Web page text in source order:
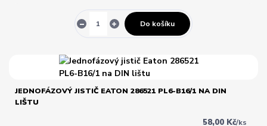
Do košíku
JEDNOFÁZOVÝ JISTIČ EATON 286521 PL6-B16/1 NA DIN
LIŠTU
58,00 Kč/ks